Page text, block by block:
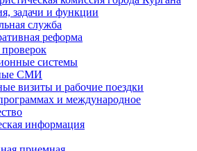
задачи и функции
служба
реформа
проверок
системы
СМИ
визиты и рабочие поездки
и международное
информация